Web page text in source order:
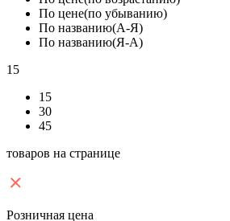
По цене(по убыванию)
По названию(А-Я)
По названию(Я-А)
15
15
30
45
товаров на странице
Розничная цена